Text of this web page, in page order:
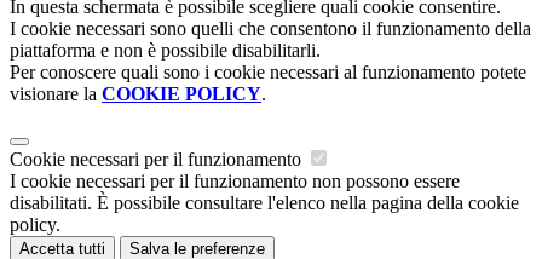
In questa schermata è possibile scegliere quali cookie consentire.
I cookie necessari sono quelli che consentono il funzionamento della
piattaforma e non è possibile disabilitarli.
Per conoscere quali sono i cookie necessari al funzionamento potete
visionare la COOKIE POLICY.
Cookie necessari per il funzionamento
I cookie necessari per il funzionamento non possono essere
disabilitati. È possibile consultare l'elenco nella pagina della cookie
policy.
Accetta tutti Salva le preferenze